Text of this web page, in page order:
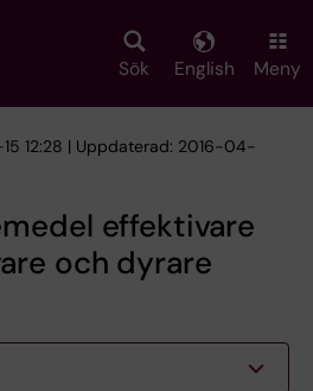
Sök English Meny
12:28 | Uppdaterad: 2016-04-
effektivare
och dyrare